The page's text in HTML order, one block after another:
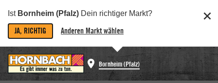
Ist Bornheim (Pfalz) Dein richtiger Markt?
JA, RICHTIG Anderen Markt wählen
Bornheim (Pfalz)